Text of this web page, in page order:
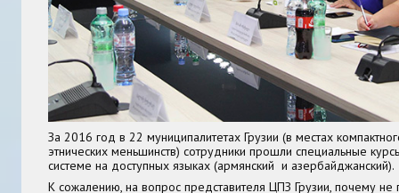
За 2016 год в 22 муниципалитетах Грузии (в местах
этнических меньшинств) сотрудники прошли специальные
системе на доступных языках (армянский и азербайджанский).
К сожалению, на вопрос представителя ЦПЗ Грузии, почему не